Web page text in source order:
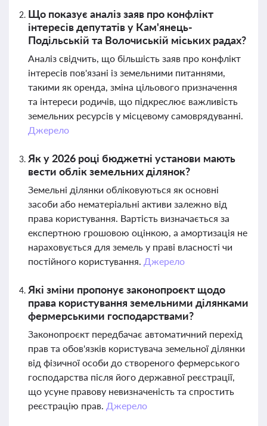
Що показує аналіз заяв про конфлікт
інтересів депутатів у Кам'янець-
Подільській та Волочиській міських радах?
Аналіз свідчить, що більшість заяв про конфлікт
інтересів пов'язані із земельними питаннями,
такими як оренда, зміна цільового призначення
та інтереси родичів, що підкреслює важливість
земельних ресурсів у місцевому самоврядуванні.
Джерело
Як у 2026 році бюджетні установи мають
вести облік земельних ділянок?
Земельні ділянки обліковуються як основні
засоби або нематеріальні активи залежно від
права користування. Вартість визначається за
експертною грошовою оцінкою, а амортизація не
нараховується для земель у праві власності чи
постійного користування. Джерело
Які зміни пропонує законопроєкт щодо
права користування земельними ділянками
фермерськими господарствами?
Законопроєкт передбачає автоматичний перехід
прав та обов'язків користувача земельної ділянки
від фізичної особи до створеного фермерського
господарства після його державної реєстрації,
що усуне правову невизначеність та спростить
реєстрацію прав. Джерело